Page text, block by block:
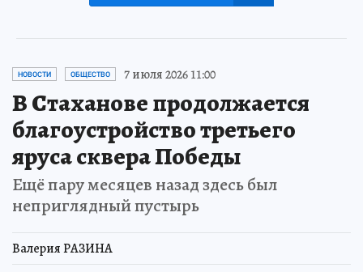
НОВОСТИ ОБЩЕСТВО 7 июля 2026 11:00
В Стаханове продолжается
благоустройство третьего
яруса сквера Победы
Ещё пару месяцев назад здесь был
неприглядный пустырь
Валерия РАЗИНА